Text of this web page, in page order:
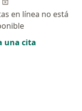
en línea no está
una cita